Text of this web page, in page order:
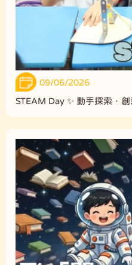
09/06/2026
STEAM Day ✨ 動手探索．